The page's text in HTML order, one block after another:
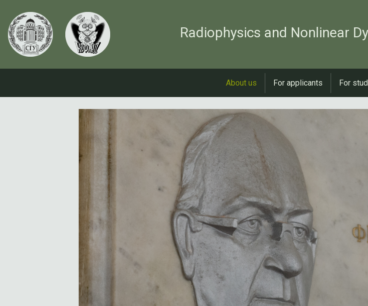
Radiophysics and Nonlinear
About us For applicants For